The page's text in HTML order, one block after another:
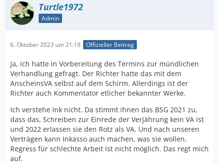
Turtle1972
Admin
6. Oktober 2023 um 21:18 Offizieller Beitrag
Ja, ich hatte in Vorbereitung des Termins zur mündlichen
Verhandlung gefragt. Der Richter hatte das mit dem
AnscheinsVA selbst auf dem Schirm. Allerdings ist der
Richter auch Kommentator etlicher bekannter Werke.
Ich verstehe Ink nicht. Da stimmt ihnen das BSG 2021 zu,
dass das, Schreiben zur Einrede der Verjährung kein VA ist
und 2022 erlassen sie den Rotz als VA. Und nach unseren
Verträgen kann Inkasso auch machen, was sie wollen,
Regress für schlechte Arbeit ist nicht möglich. Das regt mich
auf.